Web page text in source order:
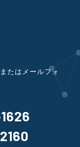
たはメールフォ